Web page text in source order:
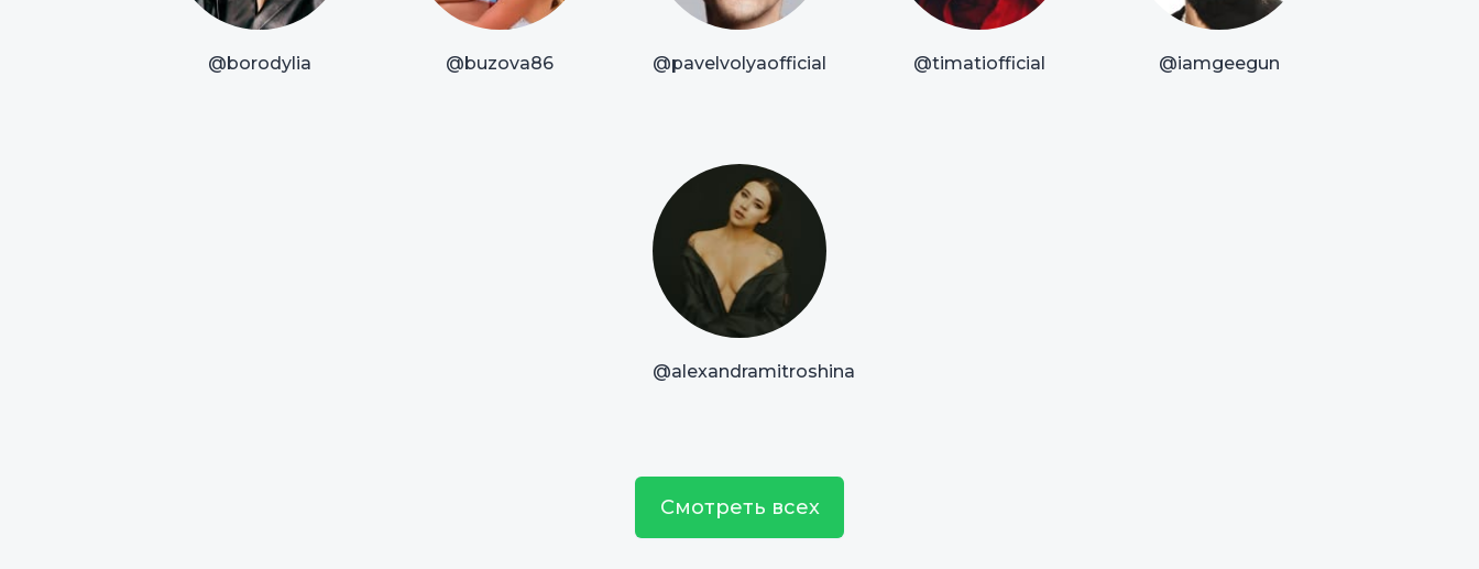
@borodylia @buzova86 @pavelvolyaofficial @timatiofficial @iamgeegun
@alexandramitroshina
Смотреть всех